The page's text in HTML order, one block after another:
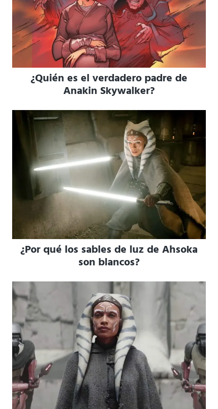
¿Quién es el verdadero padre de
Anakin Skywalker?
¿Por qué los sables de luz de Ahsoka
son blancos?